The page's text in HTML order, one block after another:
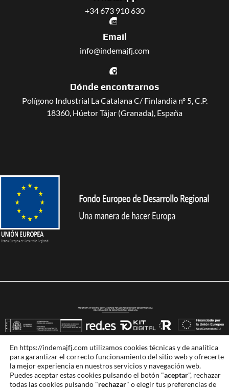
+34 673 910 630
Email
info@indemajfj.com
Dónde encontrarnos
Polígono Industrial La Catalana C/ Finlandia nº 5, C.P.
18360, Húetor Tájar (Granada), España
Indema 2024.Aviso legal–Política de privacidad– Política de
cookies–Accesibilidad| Diseño:Witcreativo
En https://indemajfj.com utilizamos cookies técnicas y de analítica
para garantizar el correcto funcionamiento del sitio web y ofrecerte
la mejor experiencia en nuestros servicios y navegación web.
Puedes aceptar estas cookies pulsando el botón "aceptar", rechazar
todas las cookies pulsando "rechazar" o elegir tus preferencias de